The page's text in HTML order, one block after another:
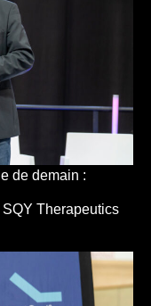
de demain :
Therapeutics